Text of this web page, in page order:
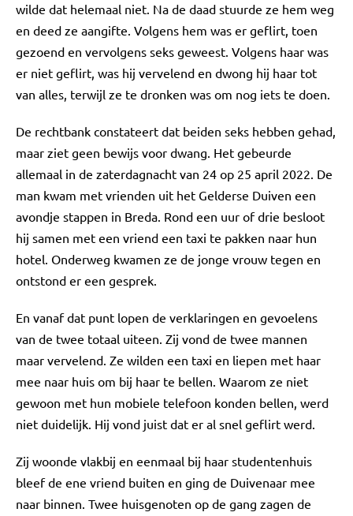
wilde dat helemaal niet. Na de daad stuurde ze hem weg
en deed ze aangifte. Volgens hem was er geflirt, toen
gezoend en vervolgens seks geweest. Volgens haar was
er niet geflirt, was hij vervelend en dwong hij haar tot
van alles, terwijl ze te dronken was om nog iets te doen.
De rechtbank constateert dat beiden seks hebben gehad,
maar ziet geen bewijs voor dwang. Het gebeurde
allemaal in de zaterdagnacht van 24 op 25 april 2022. De
man kwam met vrienden uit het Gelderse Duiven een
avondje stappen in Breda. Rond een uur of drie besloot
hij samen met een vriend een taxi te pakken naar hun
hotel. Onderweg kwamen ze de jonge vrouw tegen en
ontstond er een gesprek.
En vanaf dat punt lopen de verklaringen en gevoelens
van de twee totaal uiteen. Zij vond de twee mannen
maar vervelend. Ze wilden een taxi en liepen met haar
mee naar huis om bij haar te bellen. Waarom ze niet
gewoon met hun mobiele telefoon konden bellen, werd
niet duidelijk. Hij vond juist dat er al snel geflirt werd.
Zij woonde vlakbij en eenmaal bij haar studentenhuis
bleef de ene vriend buiten en ging de Duivenaar mee
naar binnen. Twee huisgenoten op de gang zagen de